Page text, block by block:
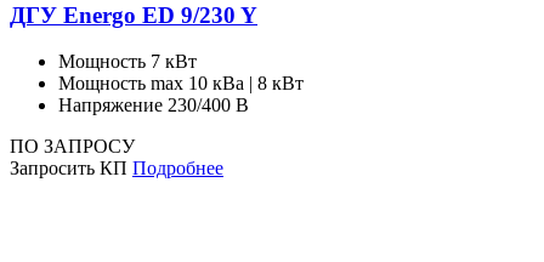
ДГУ Energo ED 9/230 Y
Мощность 7 кВт
Мощность max 10 кВа | 8 кВт
Напряжение 230/400 В
ПО ЗАПРОСУ
Запросить КП Подробнее